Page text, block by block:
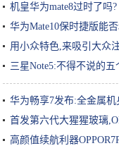
机皇华为mate8过时了吗?
华为Mate10保时捷版能
用小众特色,来吸引大众
三星Note5:不得不说的五
华为畅享7发布:全金属机
首发第六代大猩猩玻璃
高颜值续航利器